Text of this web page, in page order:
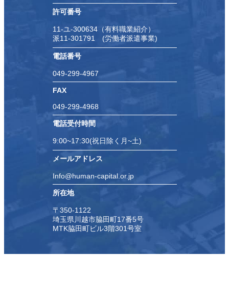
許可番号
11-ユ-300634（有料職業紹介）
派11-301791 (労働者派遣事業)
電話番号
049-299-4967
FAX
049-299-4968
電話受付時間
9:00~17:30(祝日除く月~土)
メールアドレス
Info@human-capital.or.jp
所在地
〒350-1122
埼玉県川越市脇田町17番5号
MTK脇田町ビル3階301号室